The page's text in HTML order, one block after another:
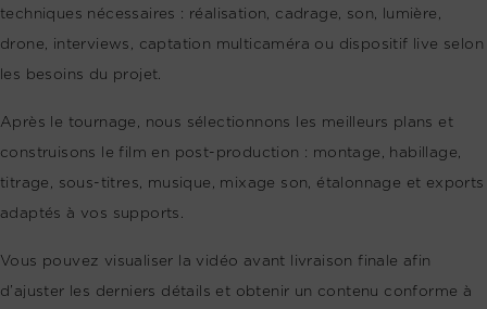
techniques nécessaires : réalisation, cadrage, son, lumière,
drone, interviews, captation multicaméra ou dispositif live selon
les besoins du projet.
Après le tournage, nous sélectionnons les meilleurs plans et
construisons le film en post-production : montage, habillage,
titrage, sous-titres, musique, mixage son, étalonnage et exports
adaptés à vos supports.
Vous pouvez visualiser la vidéo avant livraison finale afin
d’ajuster les derniers détails et obtenir un contenu conforme à